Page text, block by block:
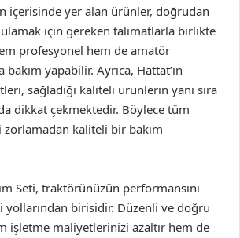
içerisinde yer alan ürünler, doğrudan
için gereken talimatlarla birlikte
profesyonel hem de amatör
bakım yapabilir. Ayrıca, Hattat’ın
sağladığı kaliteli ürünlerin yanı sıra
dikkat çekmektedir. Böylece tüm
kaliteli bir bakım
Seti, traktörünüzün performansını
yollarından birisidir. Düzenli ve doğru
işletme maliyetlerinizi azaltır hem de